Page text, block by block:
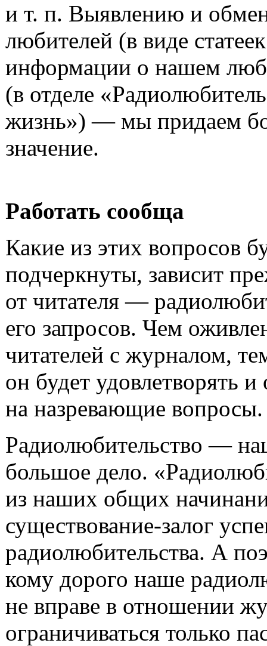
и т. п. Выявлению и
любителей (в виде
информации о нашем
(в отделе
жизнь») — мы придаем
значение.
Работать сообща
Какие из этих вопросов
подчеркнуты, зависит
от читателя —
его запросов. Чем
читателей с журналом,
он будет удовлетворять и
на назревающие вопросы.
Радиолюбительство —
большое дело.
из наших общих
существование-залог
радиолюбительства. А
кому дорого наше
не вправе в отношении
ограничиваться только